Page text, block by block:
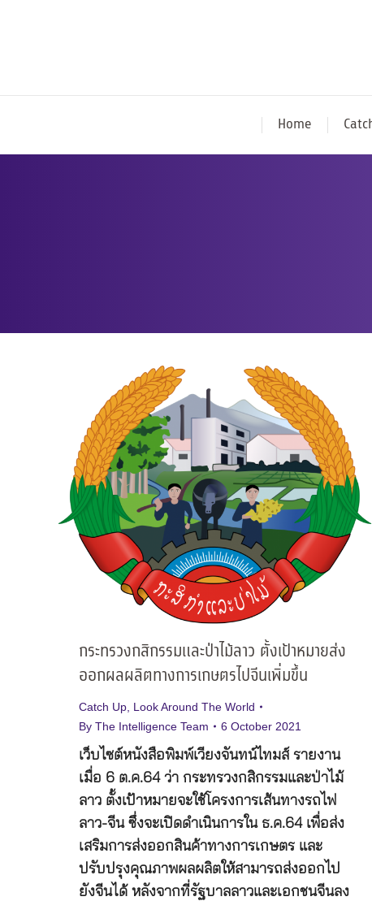
Home
กระทรวงกสิกรรมและป่าไม้ลาว ตั้งเป้าหมายส่ง
ออกผลผลิตทางการเกษตรไปจีนเพิ่มขึ้น
Catch Up, Look Around The World
By The Intelligence Team 6 October 2021
เว็บไซต์หนังสือพิมพ์เวียงจันทน์ไทมส์ รายงาน
เมื่อ 6 ต.ค.64 ว่า กระทรวงกสิกรรมและป่าไม้
ลาว ตั้งเป้าหมายจะใช้โครงการเส้นทางรถไฟ
ลาว-จีน ซึ่งจะเปิดดำเนินการใน ธ.ค.64 เพื่อส่ง
เสริมการส่งออกสินค้าทางการเกษตร และ
ปรับปรุงคุณภาพผลผลิตให้สามารถส่งออกไป
ยังจีนได้ หลังจากที่รัฐบาลลาวและเอกชนจีนลง